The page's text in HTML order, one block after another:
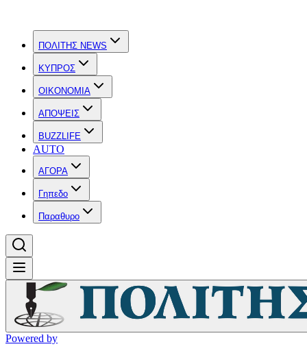
ΠΟΛΙΤΗΣ NEWS
ΚΥΠΡΟΣ
OIKONOMIA
ΑΠΟΨΕΙΣ
BUZZLIFE
AUTO
ΑΓΟΡΑ
Γηπεδο
Παραθυρο
Powered by